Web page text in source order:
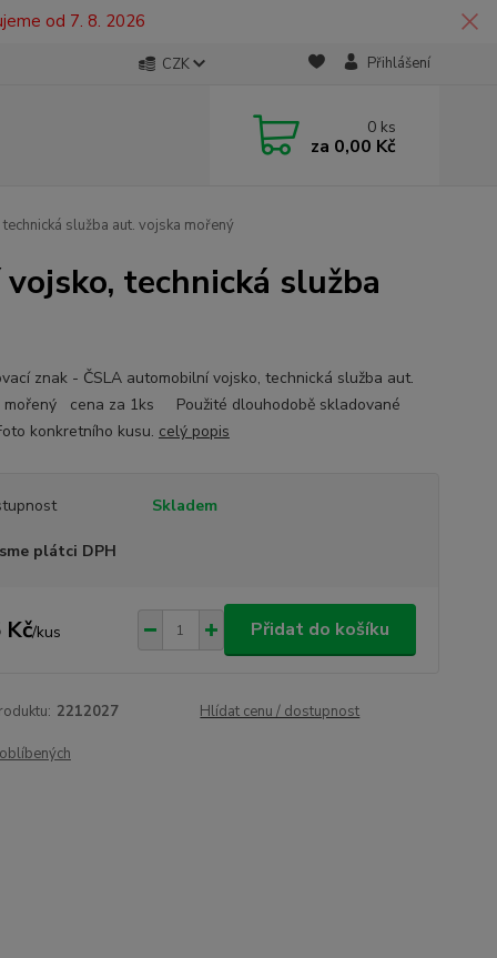
od 7. 8. 2026
CZK Přihlášení
0 ks
za 0,00 Kč
služba aut. vojska mořený
technická služba
znak - ČSLA automobilní vojsko, technická služba aut.
cena za 1ks Použité dlouhodobě skladované
konkretního kusu. celý popis
Skladem
plátci DPH
Kč/kus Přidat do košíku
2212027 Hlídat cenu / dostupnost